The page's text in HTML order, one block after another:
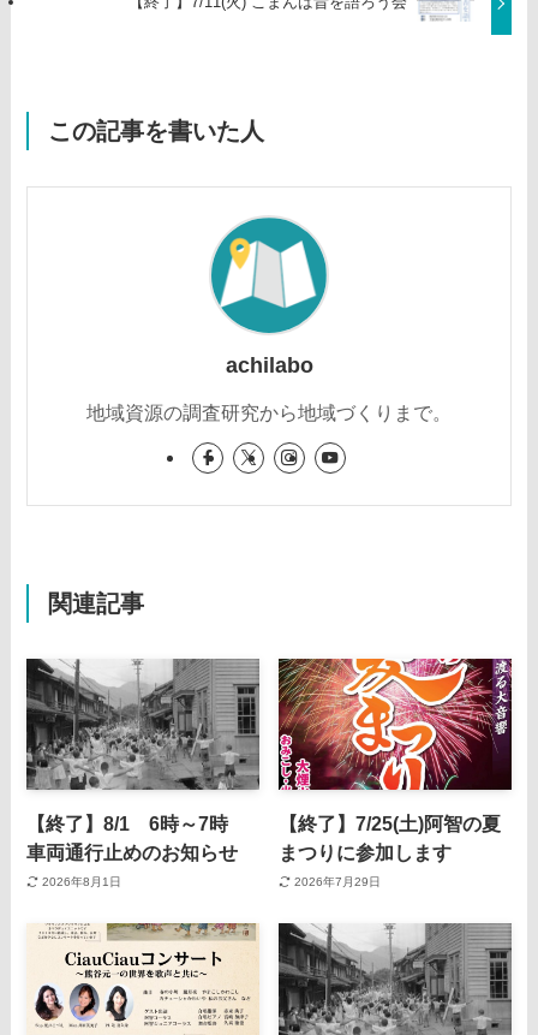
この記事を書いた人
achilabo
地域資源の調査研究から地域づくりまで。
関連記事
【終了】8/1 6時～7時
車両通行止めのお知らせ
2026年8月1日
【終了】7/25(土)阿智の夏
まつりに参加します
2026年7月29日